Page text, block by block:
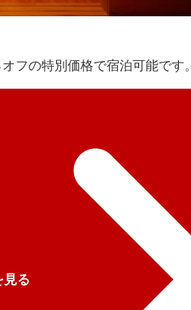
フの特別価格で宿泊可能です。
見る